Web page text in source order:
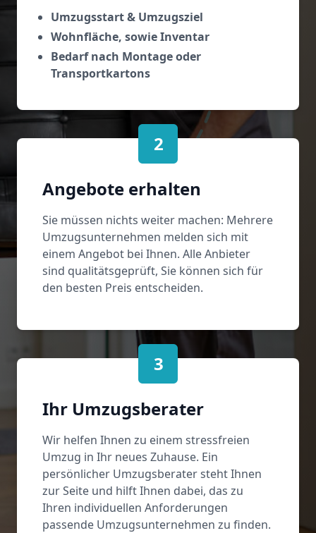
Umzugsstart & Umzugsziel
Wohnfläche, sowie Inventar
Bedarf nach Montage oder
Transportkartons
2
Angebote erhalten
Sie müssen nichts weiter machen: Mehrere
Umzugsunternehmen melden sich mit
einem Angebot bei Ihnen. Alle Anbieter
sind qualitätsgeprüft, Sie können sich für
den besten Preis entscheiden.
3
Ihr Umzugsberater
Wir helfen Ihnen zu einem stressfreien
Umzug in Ihr neues Zuhause. Ein
persönlicher Umzugsberater steht Ihnen
zur Seite und hilft Ihnen dabei, das zu
Ihren individuellen Anforderungen
passende Umzugsunternehmen zu finden.